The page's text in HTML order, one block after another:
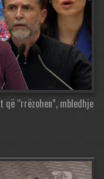
“rrëzohen”, mbledhje